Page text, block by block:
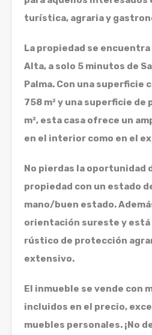
turística, agraria y
La propiedad se encuentra
Alta, a solo 5 minutos de
Palma. Con una
758 m² y una superficie de
m², esta casa ofrece un
en el interior como en el
No pierdas la oportunidad
propiedad con un estado
mano/buen estado.
orientación sureste y está
rústico de protección
extensivo.
El inmueble se vende con
incluidos en el precio,
muebles personales. ¡No